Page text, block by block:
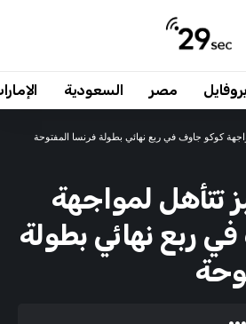
بروفايل مصر السعودية
كوكو جاوف في ربع نهائي بطولة فرنسا المفتوحة
تتأهل لمواجهة
ربع نهائي بطولة